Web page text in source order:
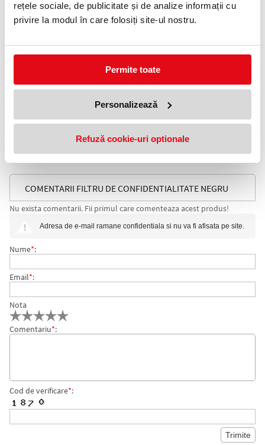
rețele sociale, de publicitate și de analize informații cu
privire la modul în care folosiți site-ul nostru.
Permite toate
Personalizează
Refuză cookie-uri optionale
Filtrele 3M™ Black asigura confidentialitatea datelor importante,
acestea sunt vizibile numai persoanei aflate in fata ecranului; in
vizibila; ofera o experienta vizuala excelenta, atunci cand se
priveste direct catre ecran. Puteti schimba intre o fata lucioasa si
incat sa va puteti bucura de claritatea perfecta a imaginii.
- Tehnologia microlouver asigura confidentialitate eficienta, fata
de privirile din afara unghiului de vizualizare de 60 de grade
- Puteti schimba intre o fata lucioasa si una mata care reduce
- Reduce cu 35% transmisia luminii albastre de pe ecran
Dimensiuni: 408 mm x 255 mm
COMENTARII FILTRU DE CONFIDENTIALITATE NEGRU
PENTRU MONITOR DE 19 INCH (16:10) 3M
Nu exista comentarii. Fii primul care comenteaza acest produs!
Adresa de e-mail ramane confidentiala si nu va fi afisata pe site.
Nume*:
Email*:
Nota
Comentariu*:
Cod de verificare*: